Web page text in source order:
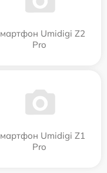
Umidigi Z2
Pro
Umidigi Z1
Pro